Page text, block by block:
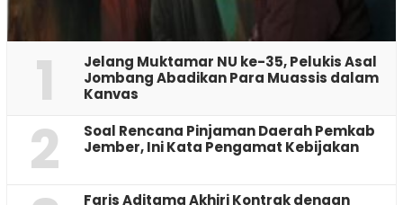
1
Jelang Muktamar NU ke-35, Pelukis Asal
Jombang Abadikan Para Muassis dalam
Kanvas
2
‎Soal Rencana Pinjaman Daerah Pemkab
Jember, Ini Kata Pengamat Kebijakan ‎
Faris Aditama Akhiri Kontrak dengan